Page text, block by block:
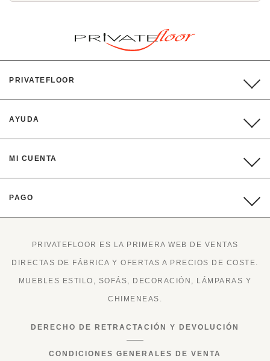
PRIVATEFLOOR
AYUDA
MI CUENTA
PAGO
PRIVATEFLOOR ES LA PRIMERA WEB DE VENTAS
DIRECTAS DE FÁBRICA Y OFERTAS A PRECIOS DE COSTE.
MUEBLES ESTILO, SOFÁS, DECORACIÓN, LÁMPARAS Y
CHIMENEAS.
DERECHO DE RETRACTACIÓN Y DEVOLUCIÓN
CONDICIONES GENERALES DE VENTA